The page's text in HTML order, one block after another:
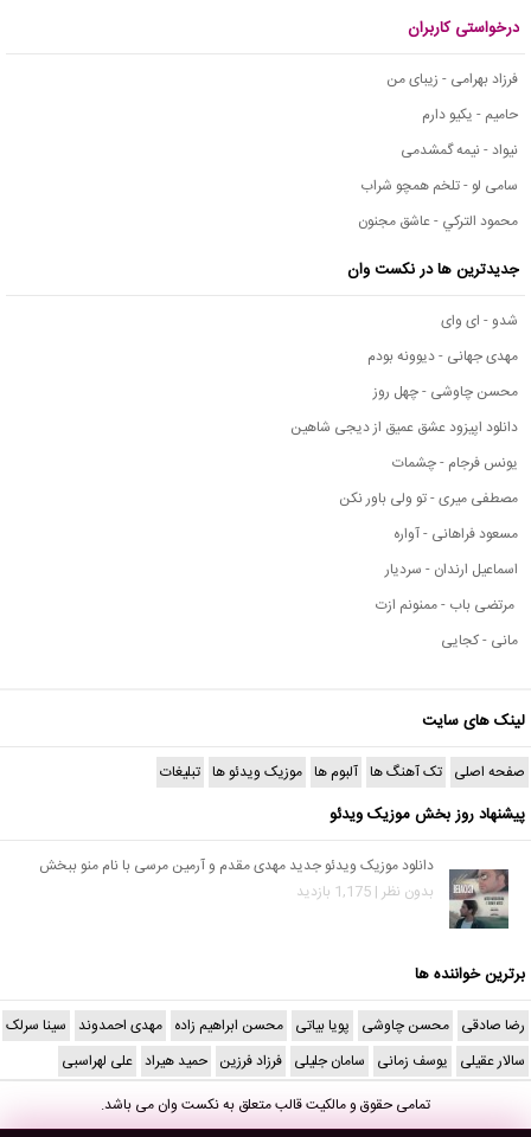
درخواستی کاربران
فرزاد بهرامی - زیبای من
حامیم - یکیو دارم
نیواد - نیمه گمشدمی
سامی لو - تلخم همچو شراب
محمود التركي - عاشق مجنون
جدیدترین ها در نکست وان
شدو - ای وای
مهدی جهانی - دیوونه بودم
محسن چاوشی - چهل روز
دانلود اپیزود عشق عمیق از دیجی شاهین
یونس فرجام - چشمات
مصطفی میری - تو ولی باور نکن
مسعود فراهانی - آواره
اسماعیل ارندان - سردیار
مرتضی باب - ممنونم ازت
مانی - کجایی
لینک های سایت
صفحه اصلی تک آهنگ ها آلبوم ها موزیک ویدئو ها تبلیغات
پیشنهاد روز بخش موزیک ویدئو
دانلود موزیک ویدئو جدید مهدی مقدم و آرمین مرسی با نام منو ببخش
بدون نظر | 1,175 بازدید
برترین خواننده ها
رضا صادقی محسن چاوشی پویا بیاتی محسن ابراهیم زاده مهدی احمدوند سینا سرلک
سالار عقیلی یوسف زمانی سامان جلیلی فرزاد فرزین حمید هیراد علی لهراسبی
تمامی حقوق و مالکیت قالب متعلق بهنکست وانمی باشد.